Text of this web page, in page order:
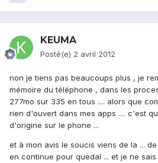
KEUMA
Posté(e) 2 avril 2012
non je tiens pas beaucoups plus , je
mémoire du téléphone , dans les
277mo sur 335 en tous .... alors que
rien d'ouvert dans mes apps .... c'est
d'origine sur le phone ...
et à mon avis le soucis viens de la ...
en continue pour quedal ... et je ne